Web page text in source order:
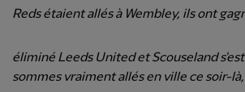
Reds étaient allés à Wembley, ils ont
éliminé Leeds United et Scouseland
sommes vraiment allés en ville ce soir-là,